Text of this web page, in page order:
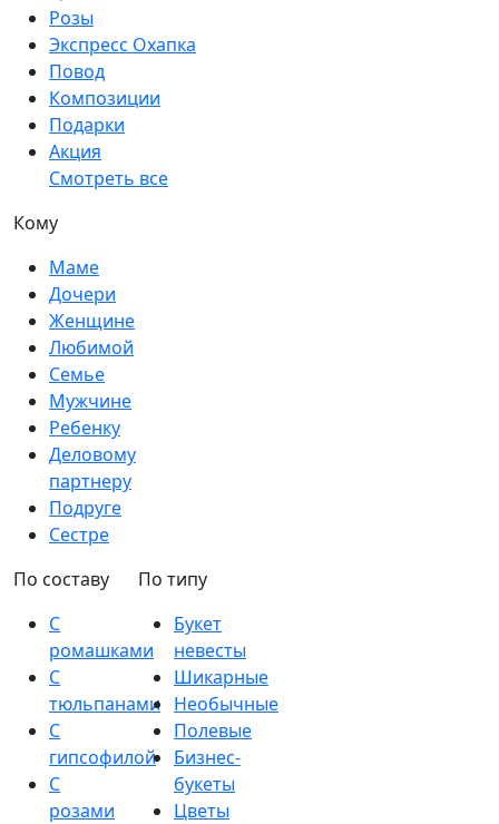
Розы
Экспресс Охапка
Повод
Композиции
Подарки
Акция
Смотреть все
Кому
Маме
Дочери
Женщине
Любимой
Семье
Мужчине
Ребенку
Деловому
партнеру
Подруге
Сестре
По составу
С
ромашками
С
тюльпанами
С
гипсофилой
С
розами
По типу
Букет
невесты
Шикарные
Необычные
Полевые
Бизнес-
букеты
Цветы